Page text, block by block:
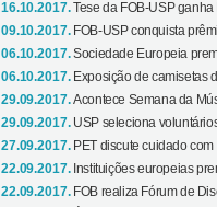
16.10.2017.Tese da FOB-USP
09.10.2017. FOB-USP conquista
06.10.2017.Sociedade Europeia
06.10.2017. Exposição de camisetas
29.09.2017.Acontece Semana da
29.09.2017. USP seleciona
27.09.2017. PET discute cuidado
22.09.2017. Instituições europeias
22.09.2017. FOB realiza Fórum de